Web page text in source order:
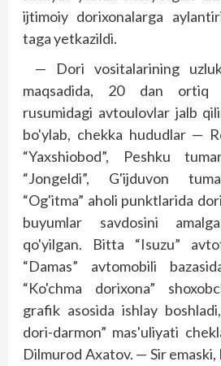
ijtimoiy dorixonalarga
taga yetkazildi.
— Dori vositalarining
maqsadida, 20 dan ortiq
rusumidagi avtoulovlar jalb
bo'ylab, chekka hududlar —
“Yaxshiobod”, Peshku
“Jongeldi”, G'ijduvon
“Og'itma” aholi punktlarida
buyumlar savdosini
qo'yilgan. Bitta “Isuzu”
“Damas” avtomobili
“Ko'chma dorixona”
grafik asosida ishlay
dori-darmon” mas'uliyati
Dilmurod Axatov. — Sir